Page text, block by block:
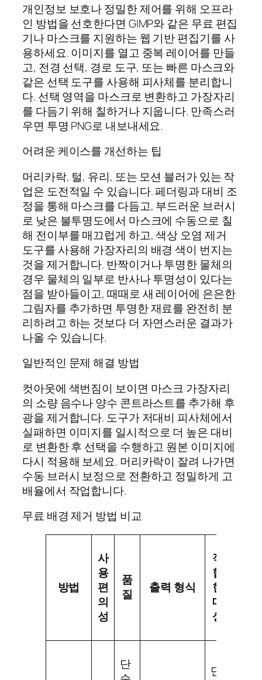
개인정보 보호나 정밀한 제어를 위해 오프라
인 방법을 선호한다면 GIMP와 같은 무료 편집
기나 마스크를 지원하는 웹 기반 편집기를 사
용하세요. 이미지를 열고 중복 레이어를 만들
고, 전경 선택, 경로 도구, 또는 빠른 마스크와
같은 선택 도구를 사용해 피사체를 분리합니
다. 선택 영역을 마스크로 변환하고 가장자리
를 다듬기 위해 칠하거나 지웁니다. 만족스러
우면 투명 PNG로 내보내세요.
어려운 케이스를 개선하는 팁
머리카락, 털, 유리, 또는 모션 블러가 있는 작
업은 도전적일 수 있습니다. 페더링과 대비 조
정을 통해 마스크를 다듬고, 부드러운 브러시
로 낮은 불투명도에서 마스크에 수동으로 칠
해 전이부를 매끄럽게 하고, 색상 오염 제거
도구를 사용해 가장자리의 배경 색이 번지는
것을 제거합니다. 반짝이거나 투명한 물체의
경우 물체의 일부로 반사나 투명성이 있다는
점을 받아들이고, 때때로 새 레이어에 은은한
그림자를 추가하면 투명한 재료를 완전히 분
리하려고 하는 것보다 더 자연스러운 결과가
나올 수 있습니다.
일반적인 문제 해결 방법
컷아웃에 색번짐이 보이면 마스크 가장자리
의 소량 음수나 양수 콘트라스트를 추가해 후
광을 제거합니다. 도구가 저대비 피사체에서
실패하면 이미지를 일시적으로 더 높은 대비
로 변환한 후 선택을 수행하고 원본 이미지에
다시 적용해 보세요. 머리카락이 잘려 나가면
수동 브러시 보정으로 전환하고 정밀하게 고
배율에서 작업합니다.
무료 배경 제거 방법 비교
방법
사
용
편
의
성
품
질
출력 형식
적
합
한
대
상
단
단